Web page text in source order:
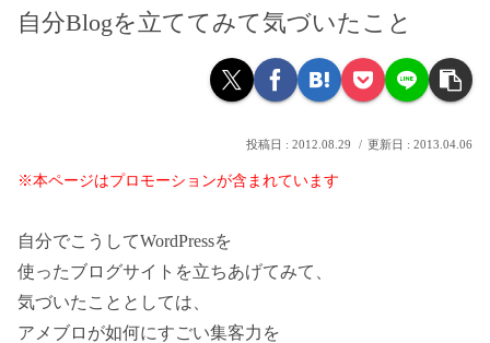
自分Blogを立ててみて気づいたこと
2012.08.29 2013.04.06
※本ページはプロモーションが含まれています
自分でこうしてWordPressを
使ったブログサイトを立ちあげてみて、
気づいたこととしては、
アメブロが如何にすごい集客力を